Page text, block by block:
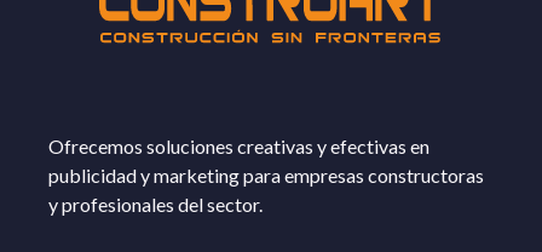
Ofrecemos soluciones creativas y efectivas en
publicidad y marketing para empresas constructoras
y profesionales del sector.